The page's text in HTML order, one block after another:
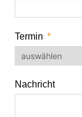
Termin
Nachricht